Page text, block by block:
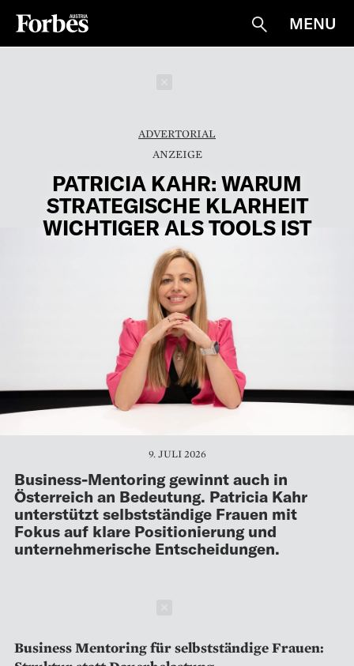
Suche
MENU
ADVERTORIAL
PATRICIA KAHR: WARUM
STRATEGISCHE KLARHEIT
WICHTIGER ALS TOOLS IST
9. JULI 2026
Business-Mentoring gewinnt auch in
Österreich an Bedeutung. Patricia Kahr
unterstützt selbstständige Frauen mit
Fokus auf klare Positionierung und
unternehmerische Entscheidungen.
Business Mentoring für selbstständige Frauen: